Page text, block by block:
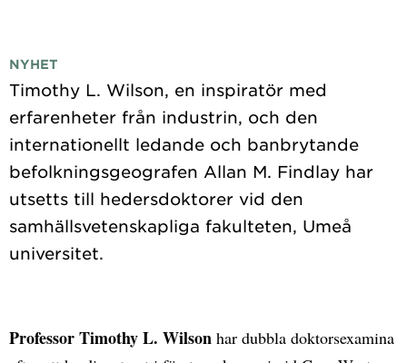
NYHET
Timothy L. Wilson, en inspiratör med
erfarenheter från industrin, och den
internationellt ledande och banbrytande
befolkningsgeografen Allan M. Findlay har
utsetts till hedersdoktorer vid den
samhällsvetenskapliga fakulteten, Umeå
Professor Timothy L. Wilson har dubbla doktorsexamina